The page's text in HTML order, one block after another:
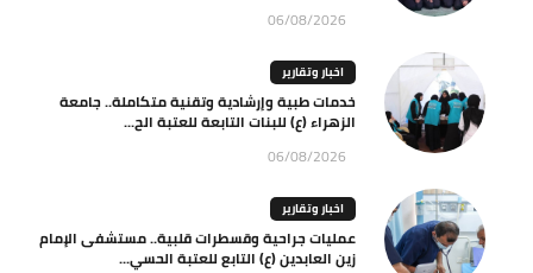
06/08/2026
اخبار وتقارير
خدمات طبية وإرشادية وتقنية متكاملة.. جامعة
الزهراء (ع) للبنات التابعة للعتبة الح...
06/08/2026
اخبار وتقارير
عمليات جراحية وقسطرات قلبية.. مستشفى الإمام
زين العابدين (ع) التابع للعتبة الحسي...